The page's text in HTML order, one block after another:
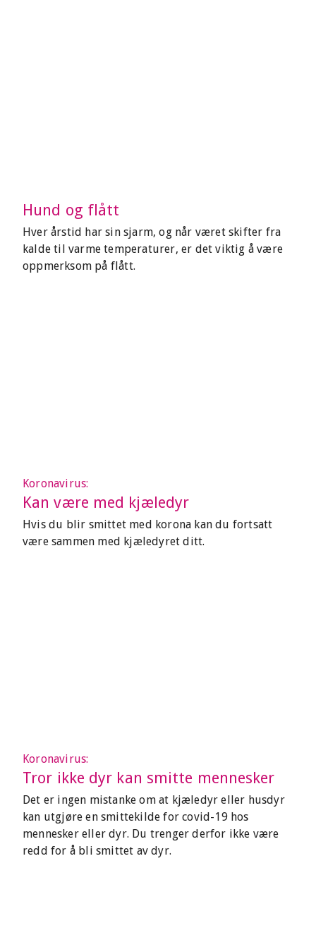
Hund og flått
Hver årstid har sin sjarm, og når været skifter fra
kalde til varme temperaturer, er det viktig å være
oppmerksom på flått.
Koronavirus:
Kan være med kjæledyr
Hvis du blir smittet med korona kan du fortsatt
være sammen med kjæledyret ditt.
Koronavirus:
Tror ikke dyr kan smitte mennesker
Det er ingen mistanke om at kjæledyr eller husdyr
kan utgjøre en smittekilde for covid-19 hos
mennesker eller dyr. Du trenger derfor ikke være
redd for å bli smittet av dyr.